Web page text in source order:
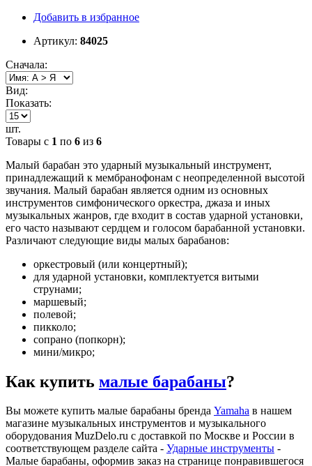
Добавить в избранное
Артикул: 84025
Сначала:
Вид:
Показать:
шт.
Товары с 1 по 6 из 6
Малый барабан это ударный музыкальный инструмент,
принадлежащий к мембранофонам с неопределенной высотой
звучания. Малый барабан является одним из основных
инструментов симфонического оркестра, джаза и иных
музыкальных жанров, где входит в состав ударной установки,
его часто называют сердцем и голосом барабанной установки.
Различают следующие виды малых барабанов:
оркестровый (или концертный);
для ударной установки, комплектуется витыми
струнами;
маршевый;
полевой;
пикколо;
сопрано (попкорн);
мини/микро;
Как купить малые барабаны?
Вы можете купить малые барабаны бренда Yamaha в нашем
магазине музыкальных инструментов и музыкального
оборудования MuzDelo.ru с доставкой по Москве и России в
соответствующем разделе сайта - Ударные инструменты -
Малые барабаны, оформив заказ на странице понравившегося